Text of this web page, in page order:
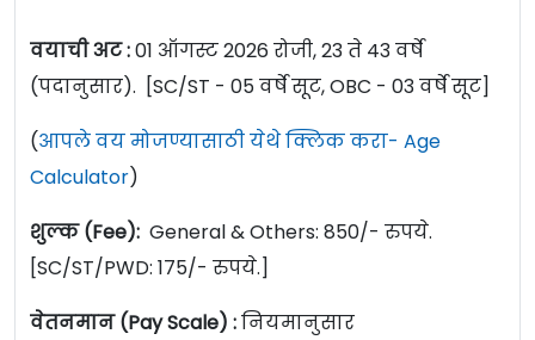
वयाची अट :01 ऑगस्ट 2026 रोजी, 23 ते 43 वर्षे
(पदानुसार). [SC/ST - 05 वर्षे सूट, OBC - 03 वर्षे सूट]
(आपले वय मोजण्यासाठी येथे क्लिक करा- Age
Calculator)
शुल्क (Fee): General & Others: 850/- रुपये.
[SC/ST/PWD: 175/- रुपये.]
वेतनमान (Pay Scale) :नियमानुसार